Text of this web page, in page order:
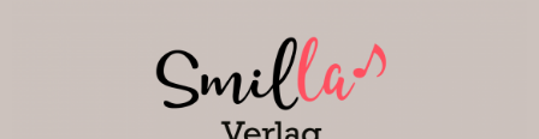
Smilla Verlag
24 Weihnachtsfantasien